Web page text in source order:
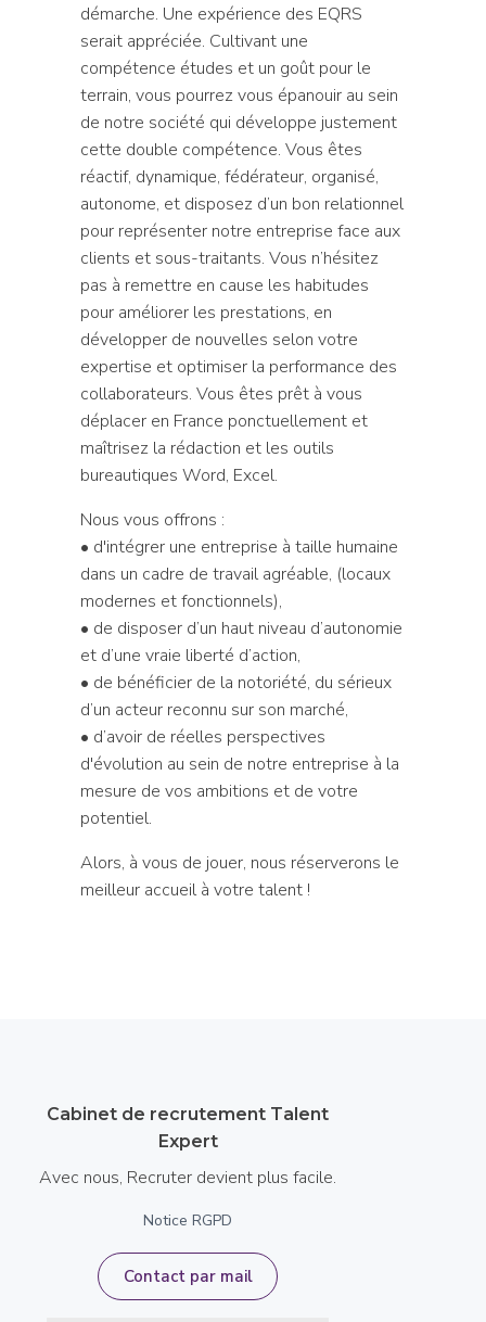
démarche. Une expérience des EQRS
serait appréciée. Cultivant une
compétence études et un goût pour le
terrain, vous pourrez vous épanouir au sein
de notre société qui développe justement
cette double compétence. Vous êtes
réactif, dynamique, fédérateur, organisé,
autonome, et disposez d’un bon relationnel
pour représenter notre entreprise face aux
clients et sous-traitants. Vous n’hésitez
pas à remettre en cause les habitudes
pour améliorer les prestations, en
développer de nouvelles selon votre
expertise et optimiser la performance des
collaborateurs. Vous êtes prêt à vous
déplacer en France ponctuellement et
maîtrisez la rédaction et les outils
bureautiques Word, Excel.
Nous vous offrons :
• d'intégrer une entreprise à taille humaine
dans un cadre de travail agréable, (locaux
modernes et fonctionnels),
• de disposer d’un haut niveau d’autonomie
et d’une vraie liberté d’action,
• de bénéficier de la notoriété, du sérieux
d’un acteur reconnu sur son marché,
• d’avoir de réelles perspectives
d'évolution au sein de notre entreprise à la
mesure de vos ambitions et de votre
potentiel.
Alors, à vous de jouer, nous réserverons le
meilleur accueil à votre talent !
Cabinet de recrutement Talent
Expert
Avec nous, Recruter devient plus facile.
Notice RGPD
Contact par mail